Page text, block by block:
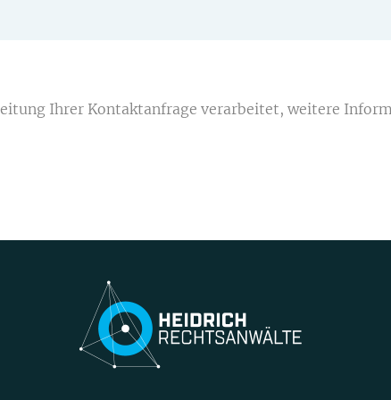
Ihrer Kontaktanfrage verarbeitet, weitere